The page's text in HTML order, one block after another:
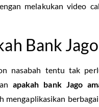
melakukan video
Bank
nasabah tentu tak
apakah bank Jago
mengaplikasikan